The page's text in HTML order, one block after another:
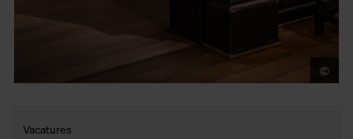
©
Vacatures